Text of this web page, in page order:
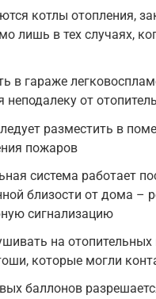
котлы отопления,
лишь в тех случаях,
в гараже
неподалеку от
разместить в
пожаров
система работает
близости от дома –
сигнализацию
на
которые могли
баллонов